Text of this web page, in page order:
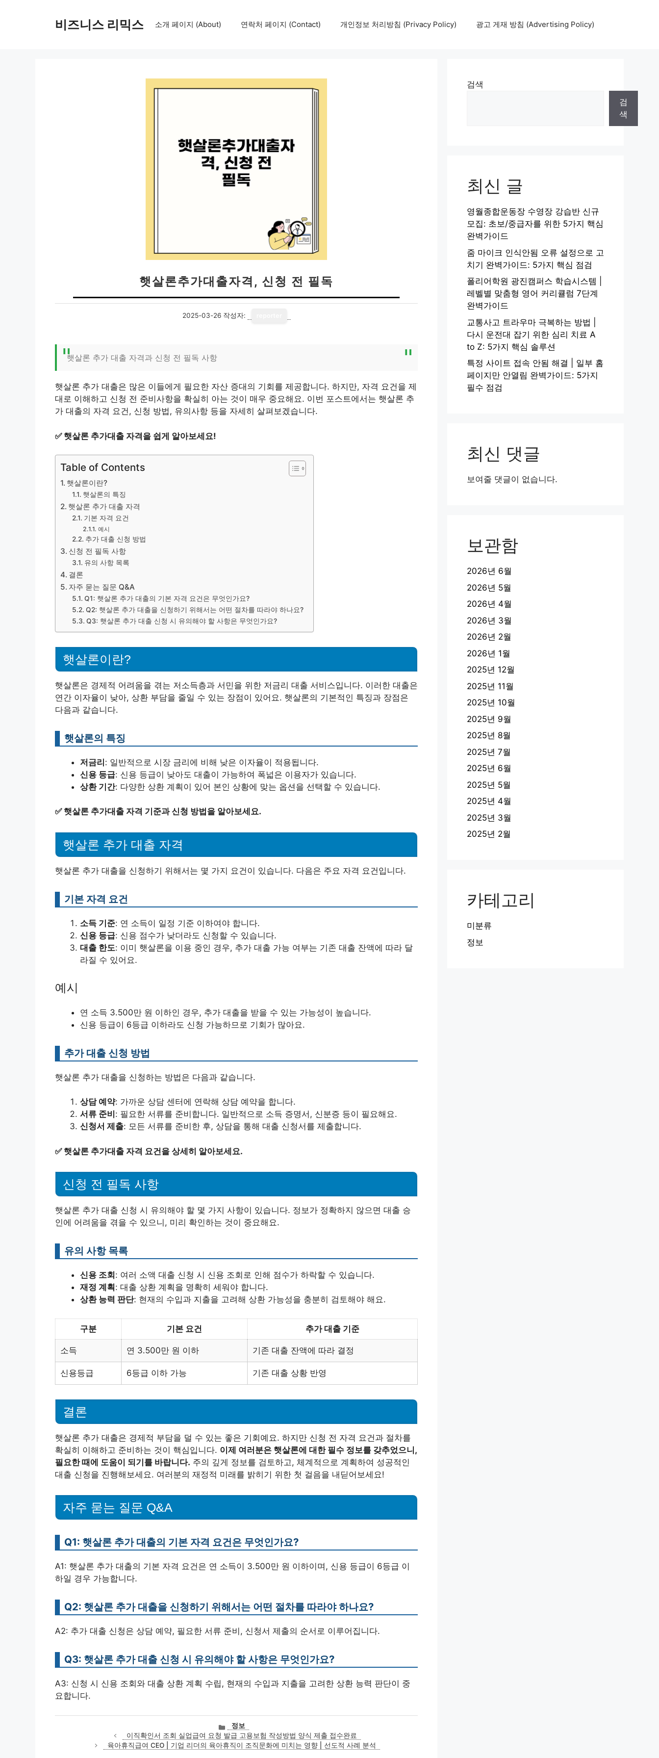
비즈니스 리믹스 소개 페이지 (About) 연락처 페이지 (Contact) 개인정보 처리방침 (Privacy Policy) 광고 게재 방침 (Advertising Policy)
햇살론추가대출자격, 신청 전 필독
2025-03-26 작성자:
햇살론 추가 대출 자격과 신청 전 필독 사항
햇살론 추가 대출은 많은 이들에게 필요한 자산 증대의 기회를 제공합니다. 하지만, 자격 요건을 제
대로 이해하고 신청 전 준비사항을 확실히 아는 것이 매우 중요해요. 이번 포스트에서는 햇살론 추
가 대출의 자격 요건, 신청 방법, 유의사항 등을 자세히 살펴보겠습니다.
✅ 햇살론 추가대출 자격을 쉽게 알아보세요!
Table of Contents
햇살론이란?
햇살론의 특징
햇살론 추가 대출 자격
기본 자격 요건
예시
추가 대출 신청 방법
신청 전 필독 사항
유의 사항 목록
결론
자주 묻는 질문 Q&A
Q1: 햇살론 추가 대출의 기본 자격 요건은 무엇인가요?
Q2: 햇살론 추가 대출을 신청하기 위해서는 어떤 절차를 따라야 하나요?
Q3: 햇살론 추가 대출 신청 시 유의해야 할 사항은 무엇인가요?
햇살론이란?
햇살론은 경제적 어려움을 겪는 저소득층과 서민을 위한 저금리 대출 서비스입니다. 이러한 대출은
연간 이자율이 낮아, 상환 부담을 줄일 수 있는 장점이 있어요. 햇살론의 기본적인 특징과 장점은
다음과 같습니다.
햇살론의 특징
저금리: 일반적으로 시장 금리에 비해 낮은 이자율이 적용됩니다.
신용 등급: 신용 등급이 낮아도 대출이 가능하여 폭넓은 이용자가 있습니다.
상환 기간: 다양한 상환 계획이 있어 본인 상황에 맞는 옵션을 선택할 수 있습니다.
✅ 햇살론 추가대출 자격 기준과 신청 방법을 알아보세요.
햇살론 추가 대출 자격
햇살론 추가 대출을 신청하기 위해서는 몇 가지 요건이 있습니다. 다음은 주요 자격 요건입니다.
기본 자격 요건
소득 기준: 연 소득이 일정 기준 이하여야 합니다.
신용 등급: 신용 점수가 낮더라도 신청할 수 있습니다.
대출 한도: 이미 햇살론을 이용 중인 경우, 추가 대출 가능 여부는 기존 대출 잔액에 따라 달
라질 수 있어요.
예시
연 소득 3.500만 원 이하인 경우, 추가 대출을 받을 수 있는 가능성이 높습니다.
신용 등급이 6등급 이하라도 신청 가능하므로 기회가 많아요.
추가 대출 신청 방법
햇살론 추가 대출을 신청하는 방법은 다음과 같습니다.
상담 예약: 가까운 상담 센터에 연락해 상담 예약을 합니다.
서류 준비 : 필요한 서류를 준비합니다. 일반적으로 소득 증명서, 신분증 등이 필요해요.
신청서 제출: 모든 서류를 준비한 후, 상담을 통해 대출 신청서를 제출합니다.
✅ 햇살론 추가대출 자격 요건을 상세히 알아보세요.
신청 전 필독 사항
햇살론 추가 대출 신청 시 유의해야 할 몇 가지 사항이 있습니다. 정보가 정확하지 않으면 대출 승
인에 어려움을 겪을 수 있으니, 미리 확인하는 것이 중요해요.
유의 사항 목록
신용 조회 : 여러 소액 대출 신청 시 신용 조회로 인해 점수가 하락할 수 있습니다.
재정 계획 : 대출 상환 계획을 명확히 세워야 합니다.
상환 능력 판단: 현재의 수입과 지출을 고려해 상환 가능성을 충분히 검토해야 해요.
구분 기본 요건 추가 대출 기준
소득 연 3.500만 원 이하 기존 대출 잔액에 따라 결정
신용등급 6등급 이하 가능 기존 대출 상황 반영
결론
햇살론 추가 대출은 경제적 부담을 덜 수 있는 좋은 기회예요. 하지만 신청 전 자격 요건과 절차를
확실히 이해하고 준비하는 것이 핵심입니다. 이제 여러분은 햇살론에 대한 필수 정보를 갖추었으니,
필요한 때에 도움이 되기를 바랍니다. 주의 깊게 정보를 검토하고, 체계적으로 계획하여 성공적인
대출 신청을 진행해보세요. 여러분의 재정적 미래를 밝히기 위한 첫 걸음을 내딛어보세요!
자주 묻는 질문 Q&A
Q1: 햇살론 추가 대출의 기본 자격 요건은 무엇인가요?
A1: 햇살론 추가 대출의 기본 자격 요건은 연 소득이 3.500만 원 이하이며, 신용 등급이 6등급 이
하일 경우 가능합니다.
Q2: 햇살론 추가 대출을 신청하기 위해서는 어떤 절차를 따라야 하나요?
A2: 추가 대출 신청은 상담 예약, 필요한 서류 준비, 신청서 제출의 순서로 이루어집니다.
Q3: 햇살론 추가 대출 신청 시 유의해야 할 사항은 무엇인가요?
A3: 신청 시 신용 조회와 대출 상환 계획 수립, 현재의 수입과 지출을 고려한 상환 능력 판단이 중
요합니다.
카
테
고
정보
이직확인서 조회 실업급여 요청 발급 고용보험 작성방법 양식 제출 접수완료
육아휴직급여 CEO | 기업 리더의 육아휴직이 조직문화에 미치는 영향 | 선도적 사례 분석
검색
검
색
최신 글
영월종합운동장 수영장 강습반 신규
모집: 초보/중급자를 위한 5가지 핵심
완벽가이드
줌 마이크 인식안됨 오류 설정으로 고
치기 완벽가이드: 5가지 핵심 점검
폴리어학원 광진캠퍼스 학습시스템 |
레벨별 맞춤형 영어 커리큘럼 7단계
완벽가이드
교통사고 트라우마 극복하는 방법 |
다시 운전대 잡기 위한 심리 치료 A
to Z: 5가지 핵심 솔루션
특정 사이트 접속 안됨 해결 | 일부 홈
페이지만 안열림 완벽가이드: 5가지
필수 점검
최신 댓글
보여줄 댓글이 없습니다.
보관함
2026년 6월
2026년 5월
2026년 4월
2026년 3월
2026년 2월
2026년 1월
2025년 12월
2025년 11월
2025년 10월
2025년 9월
2025년 8월
2025년 7월
2025년 6월
2025년 5월
2025년 4월
2025년 3월
2025년 2월
카테고리
미분류
정보